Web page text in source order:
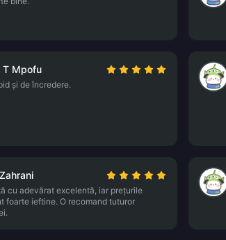
T Mpofu
și de încredere.
cu adevărat excelentă, iar prețurile
foarte ieftine. O recomand tuturor